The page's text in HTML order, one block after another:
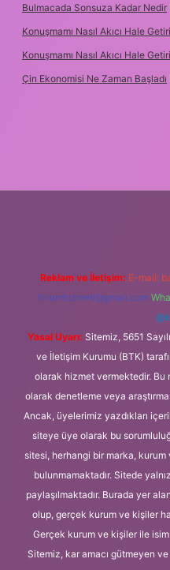
Bulmacada Sonsuza Kadar Nedir
Konuşmamı Nasıl Akıcı Hale
Konuşmamı Nasıl Akıcı Hale
Çin Ekonomisi Ne Zaman Başladı
Reklam ve İletişim: E-mail:
forumhizmeti@gmail.com
Yasal Uyarı: Sitemiz, 5651
ve İletişim Kurumu (BTK)
olarak hizmet vermektedir.
olarak denetleme veya
Ancak, üyelerimiz yazdıkları
siteye üye olarak bu
sitesi, herhangi bir marka, kurum
bulunmamaktadır. Sitede
paylaşılmaktadır. Burada yer
olup, gerçek kurum ve kişiler
Gerçek kurum ve kişiler ile
Sitemiz, kar amacı gütmeyen